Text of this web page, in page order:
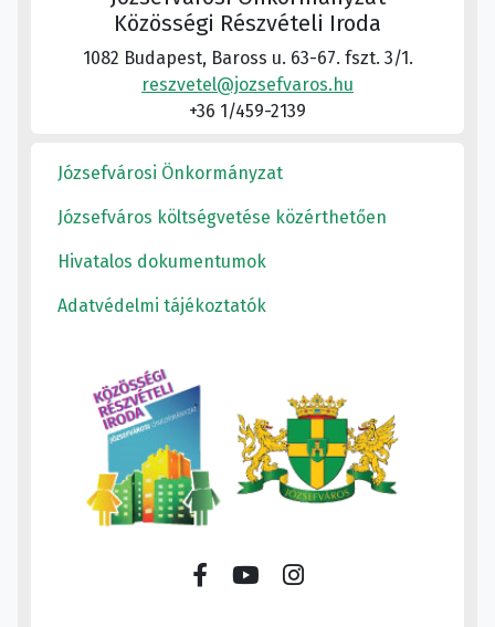
Közösségi Részvételi Iroda
1082 Budapest, Baross u. 63-67. fszt. 3/1.
reszvetel@jozsefvaros.hu
+36 1/459-2139
Józsefvárosi Önkormányzat
Józsefváros költségvetése közérthetően
Hivatalos dokumentumok
Adatvédelmi tájékoztatók